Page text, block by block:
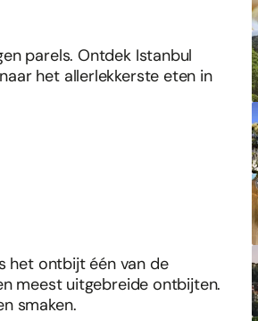
parels. Ontdek Istanbul
het allerlekkerste eten in
het ontbijt één van de
meest uitgebreide ontbijten.
smaken.